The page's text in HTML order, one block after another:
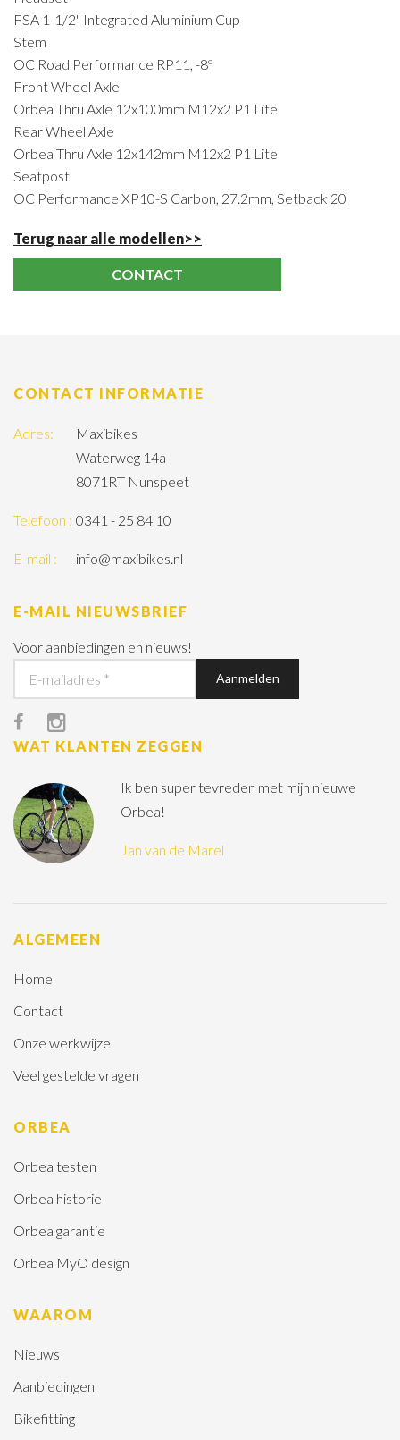
FSA 1-1/2" Integrated Aluminium Cup
Stem
OC Road Performance RP11, -8º
Front Wheel Axle
Orbea Thru Axle 12x100mm M12x2 P1 Lite
Rear Wheel Axle
Orbea Thru Axle 12x142mm M12x2 P1 Lite
Seatpost
OC Performance XP10-S Carbon, 27.2mm, Setback 20
Terug naar alle modellen>>
CONTACT
CONTACT INFORMATIE
Adres:
Maxibikes
Waterweg 14a
8071RT Nunspeet
Telefoon : 0341 - 25 84 10
E-mail : info@maxibikes.nl
E-MAIL NIEUWSBRIEF
Voor aanbiedingen en nieuws!
WAT KLANTEN ZEGGEN
Ik ben super tevreden met mijn nieuwe
Orbea!
Jan van de Marel
ALGEMEEN
Home
Contact
Onze werkwijze
Veel gestelde vragen
ORBEA
Orbea testen
Orbea historie
Orbea garantie
Orbea MyO design
WAAROM
Nieuws
Aanbiedingen
Bikefitting